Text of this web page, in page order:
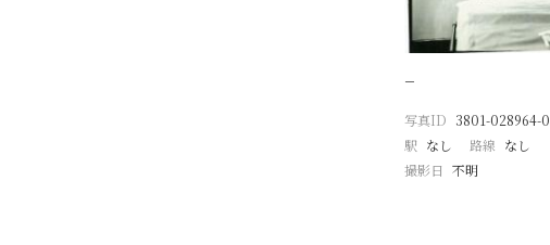
−
写真ID 3801-028964-0
駅 なし 路線 なし
撮影日 不明